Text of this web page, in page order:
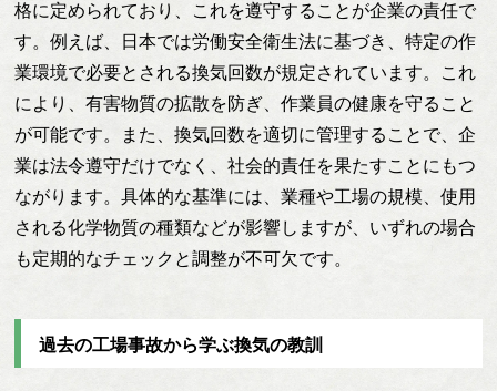
格に定められており、これを遵守することが企業の責任で
す。例えば、日本では労働安全衛生法に基づき、特定の作
業環境で必要とされる換気回数が規定されています。これ
により、有害物質の拡散を防ぎ、作業員の健康を守ること
が可能です。また、換気回数を適切に管理することで、企
業は法令遵守だけでなく、社会的責任を果たすことにもつ
ながります。具体的な基準には、業種や工場の規模、使用
される化学物質の種類などが影響しますが、いずれの場合
も定期的なチェックと調整が不可欠です。
過去の工場事故から学ぶ換気の教訓